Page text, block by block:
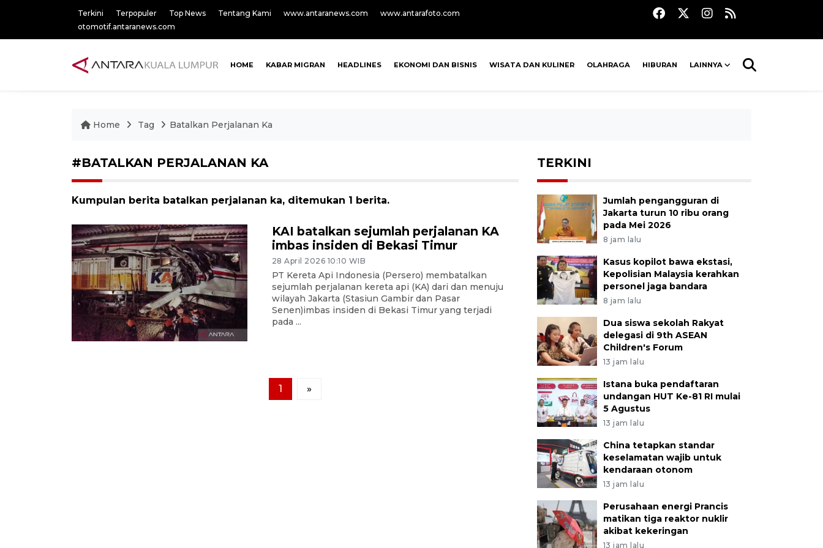
Terkini Terpopuler Top News Tentang Kami www.antaranews.com
www.antarafoto.com
otomotif.antaranews.com
HOME KABAR MIGRAN HEADLINES EKONOMI DAN BISNIS WISATA DAN KULINER OLAHRAGA HIBURAN LAINNYA
Home Tag Batalkan Perjalanan Ka
#BATALKAN PERJALANAN KA
Kumpulan berita batalkan perjalanan ka, ditemukan 1 berita.
KAI batalkan sejumlah perjalanan KA
imbas insiden di Bekasi Timur
28 April 2026 10:10 WIB
PT Kereta Api Indonesia (Persero) membatalkan
sejumlah perjalanan kereta api (KA) dari dan menuju
wilayah Jakarta (Stasiun Gambir dan Pasar
Senen)imbas insiden di Bekasi Timur yang terjadi
pada ...
1 »
TERKINI
Jumlah pengangguran di
Jakarta turun 10 ribu orang
pada Mei 2026
8 jam lalu
Kasus kopilot bawa ekstasi,
Kepolisian Malaysia kerahkan
personel jaga bandara
8 jam lalu
Dua siswa sekolah Rakyat
delegasi di 9th ASEAN
Children's Forum
13 jam lalu
Istana buka pendaftaran
undangan HUT Ke-81 RI mulai
5 Agustus
13 jam lalu
China tetapkan standar
keselamatan wajib untuk
kendaraan otonom
13 jam lalu
Perusahaan energi Prancis
matikan tiga reaktor nuklir
akibat kekeringan
13 jam lalu